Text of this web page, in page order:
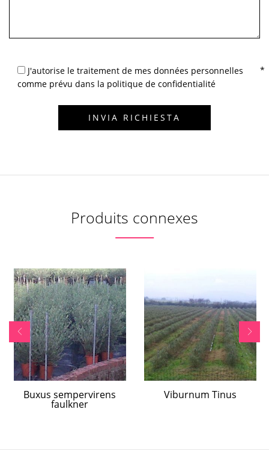
J'autorise le traitement de mes données personnelles
comme prévu dans la politique de confidentialité
Produits connexes
Buxus sempervirens
faulkner
Viburnum Tinus